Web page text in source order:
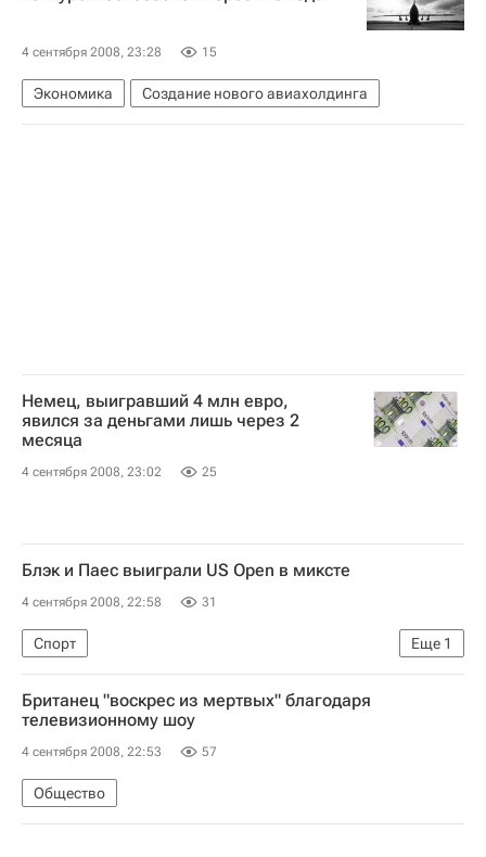
4 сентября 2008, 23:28 15
Экономика Создание нового авиахолдинга
Немец, выигравший 4 млн евро,
явился за деньгами лишь через 2
месяца
4 сентября 2008, 23:02 25
Блэк и Паес выиграли US Open в миксте
4 сентября 2008, 22:58 31
Еще 1
Спорт
Открытый чемпионат США по теннису-2008
Британец "воскрес из мертвых" благодаря
телевизионному шоу
4 сентября 2008, 22:53 57
Общество